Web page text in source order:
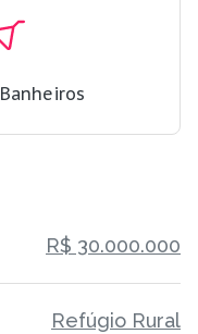
Banheiros
R$ 30.000.000
Refúgio Rural